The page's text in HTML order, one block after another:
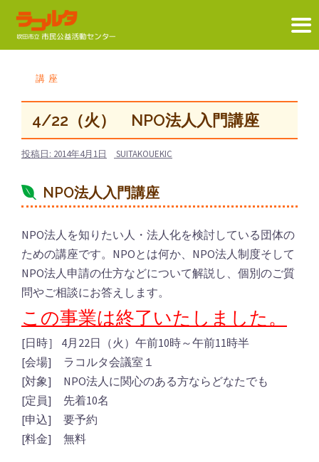
講座
4/22（火） NPO法人入門講座
投稿日: 2014年4月1日 SUITAKOUEKIC
NPO法人入門講座
NPO法人を知りたい人・法人化を検討している団体の
ための講座です。NPOとは何か、NPO法人制度そして
NPO法人申請の仕方などについて解説し、個別のご質
問やご相談にお答えします。
この事業は終了いたしました。
[日時］ 4月22日（火）午前10時～午前11時半
[会場] ラコルタ会議室１
[対象] NPO法人に関心のある方ならどなたでも
[定員] 先着10名
[申込] 要予約
[料金] 無料